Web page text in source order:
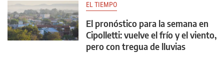
EL TIEMPO
El pronóstico para la semana en
Cipolletti: vuelve el frío y el viento,
pero con tregua de lluvias